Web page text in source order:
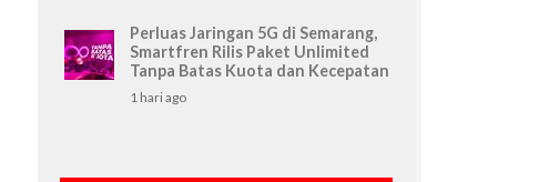
Perluas Jaringan 5G di Semarang,
Smartfren Rilis Paket Unlimited
Tanpa Batas Kuota dan Kecepatan
1 hari ago